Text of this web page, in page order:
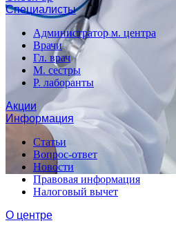
Специалисты
Администратор м. центра
Врачи
Гл. врач
М. сестры
Р. лаборанты
Акции
Информация
Статьи
Вопрос-ответ
Новости
Правовая информация
Налоговый вычет
О центре